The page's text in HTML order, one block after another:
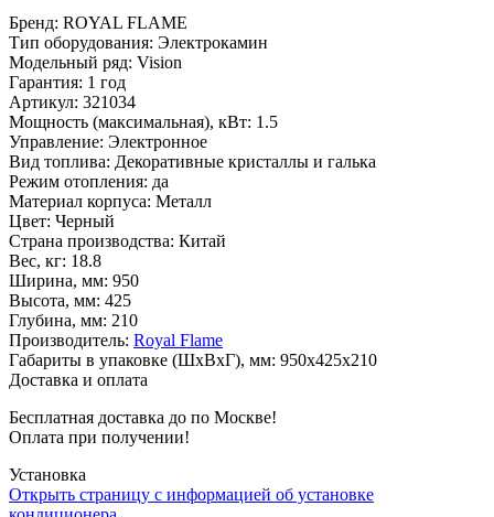
Бренд: ROYAL FLAME
Тип оборудования: Электрокамин
Модельный ряд: Vision
Гарантия: 1 год
Артикул: 321034
Мощность (максимальная), кВт: 1.5
Управление: Электронное
Вид топлива: Декоративные кристаллы и галька
Режим отопления: да
Материал корпуса: Металл
Цвет: Черный
Страна производства: Китай
Вес, кг: 18.8
Ширина, мм: 950
Высота, мм: 425
Глубина, мм: 210
Производитель: Royal Flame
Габариты в упаковке (ШxВxГ), мм: 950x425x210
Доставка и оплата
Бесплатная доставка до по Москве!
Оплата при получении!
Установка
Открыть страницу с информацией об установке